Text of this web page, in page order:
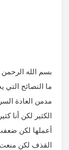
بسم الله
أعملها لكن
القذف لكن